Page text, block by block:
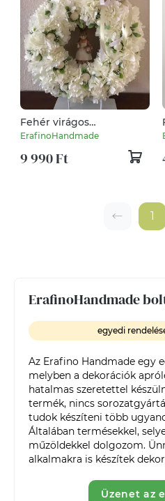
ErafinoHandmade
egyedi
Az Erafino Handmade egy
melyben a dekorációk
hatalmas szeretettel
termék, nincs
tudok készíteni több
Általában termésekkel,
műzöldekkel dolgozom.
alkalmakra is készítek
Üzenet az
Fehér virágos
óriáskoszorú nyuszival
ErafinoHandmade
9 990 Ft
1